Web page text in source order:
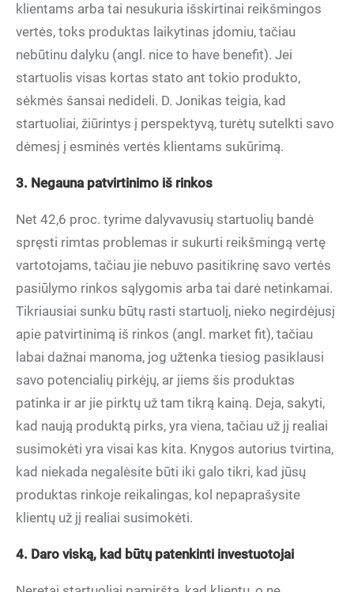
klientams arba tai nesukuria išskirtinai reikšmingos
vertės, toks produktas laikytinas įdomiu, tačiau
nebūtinu dalyku (angl. nice to have benefit). Jei
startuolis visas kortas stato ant tokio produkto,
sėkmės šansai nedideli. D. Jonikas teigia, kad
startuoliai, žiūrintys į perspektyvą, turėtų sutelkti savo
dėmesį į esminės vertės klientams sukūrimą.
3. Negauna patvirtinimo iš rinkos
Net 42,6 proc. tyrime dalyvavusių startuolių bandė
spręsti rimtas problemas ir sukurti reikšmingą vertę
vartotojams, tačiau jie nebuvo pasitikrinę savo vertės
pasiūlymo rinkos sąlygomis arba tai darė netinkamai.
Tikriausiai sunku būtų rasti startuolį, nieko negirdėjusį
apie patvirtinimą iš rinkos (angl. market fit), tačiau
labai dažnai manoma, jog užtenka tiesiog pasiklausi
savo potencialių pirkėjų, ar jiems šis produktas
patinka ir ar jie pirktų už tam tikrą kainą. Deja, sakyti,
kad naują produktą pirks, yra viena, tačiau už jį realiai
susimokėti yra visai kas kita. Knygos autorius tvirtina,
kad niekada negalėsite būti iki galo tikri, kad jūsų
produktas rinkoje reikalingas, kol nepaprašysite
klientų už jį realiai susimokėti.
4. Daro viską, kad būtų patenkinti investuotojai